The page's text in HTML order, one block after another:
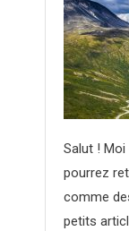
Salut !
pourrez
comme
petits